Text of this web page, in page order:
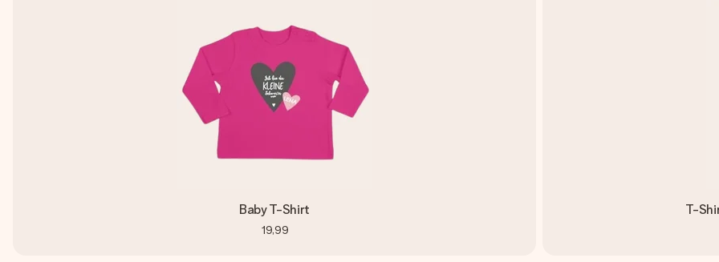
Baby T-Shirt
19,99
T-